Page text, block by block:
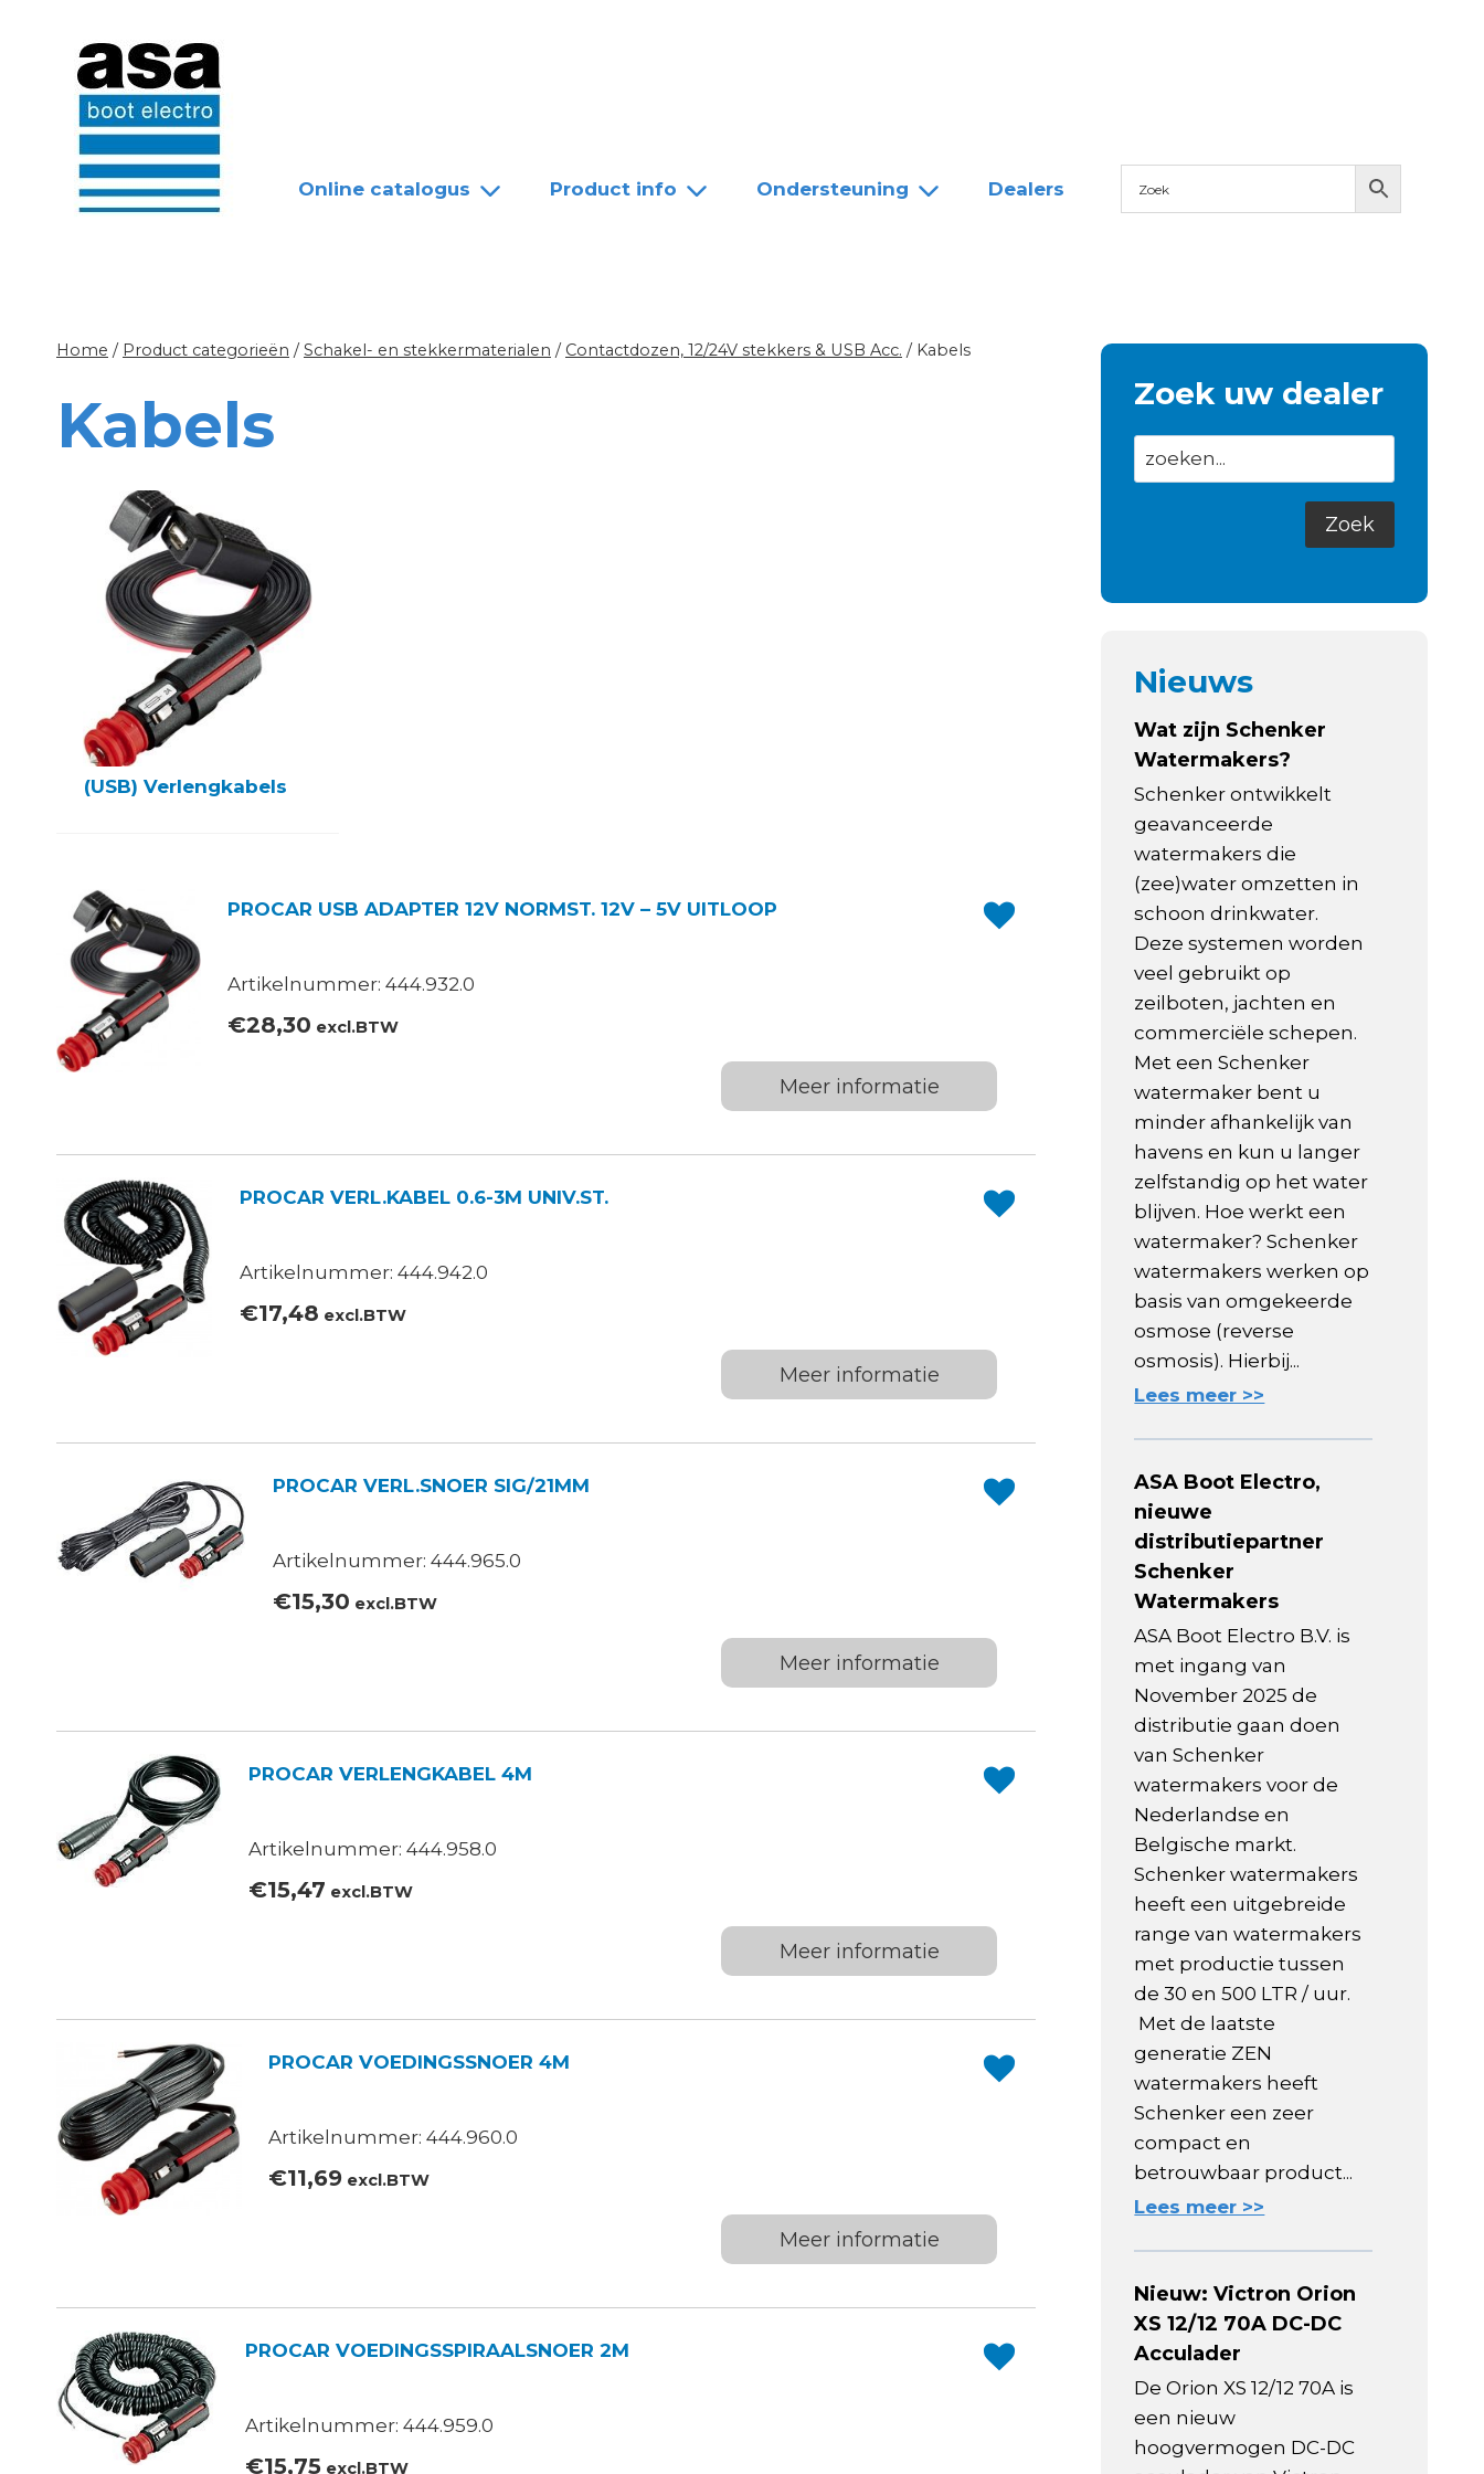
Online catalogus Product info Ondersteuning Dealers
Home / Product categorieën / Schakel- en stekkermaterialen / Contactdozen, 12/24V stekkers & USB Acc. / Kabels
Kabels
(USB) Verlengkabels
PROCAR USB ADAPTER 12V NORMST. 12V – 5V UITLOOP
Artikelnummer: 444.932.0
€28,30 excl.BTW
Meer informatie
PROCAR VERL.KABEL 0.6-3M UNIV.ST.
Artikelnummer: 444.942.0
€17,48 excl.BTW
Meer informatie
PROCAR VERL.SNOER SIG/21MM
Artikelnummer: 444.965.0
€15,30 excl.BTW
Meer informatie
PROCAR VERLENGKABEL 4M
Artikelnummer: 444.958.0
€15,47 excl.BTW
Meer informatie
PROCAR VOEDINGSSNOER 4M
Artikelnummer: 444.960.0
€11,69 excl.BTW
Meer informatie
PROCAR VOEDINGSSPIRAALSNOER 2M
Artikelnummer: 444.959.0
€15,75excl.BTW
Zoek uw dealer
Nieuws
Wat zijn Schenker
Watermakers?
Schenker ontwikkelt
geavanceerde
watermakers die
(zee)water omzetten in
schoon drinkwater.
Deze systemen worden
veel gebruikt op
zeilboten, jachten en
commerciële schepen.
Met een Schenker
watermaker bent u
minder afhankelijk van
havens en kun u langer
zelfstandig op het water
blijven. Hoe werkt een
watermaker? Schenker
watermakers werken op
basis van omgekeerde
osmose (reverse
osmosis). Hierbij...
Lees meer >>
ASA Boot Electro,
nieuwe
distributiepartner
Schenker
Watermakers
ASA Boot Electro B.V. is
met ingang van
November 2025 de
distributie gaan doen
van Schenker
watermakers voor de
Nederlandse en
Belgische markt.
Schenker watermakers
heeft een uitgebreide
range van watermakers
met productie tussen
de 30 en 500 LTR / uur.
Met de laatste
generatie ZEN
watermakers heeft
Schenker een zeer
compact en
betrouwbaar product...
Lees meer >>
Nieuw: Victron Orion
XS 12/12 70A DC-DC
Acculader
De Orion XS 12/12 70A is
een nieuw
hoogvermogen DC-DC